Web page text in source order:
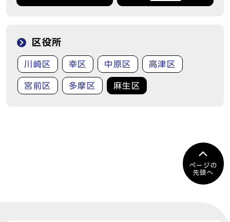
区役所
川崎区 幸区 中原区 高津区
宮前区 多摩区 麻生区
ページの
先頭へ